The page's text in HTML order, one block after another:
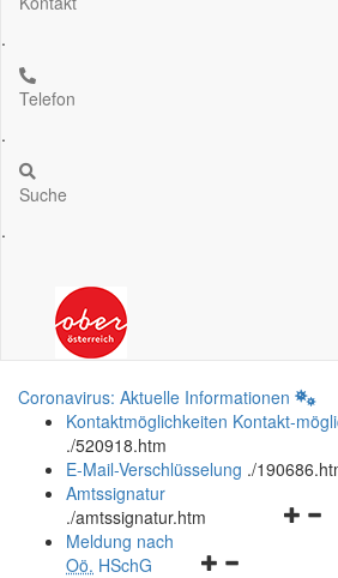
.
Telefon
.
Suche
.
Coronavirus: Aktuelle Informationen
Kontaktmöglichkeiten Kontakt-
./520918.htm
E-Mail-Verschlüsselung ./
Amtssignatur
./amtssignatur.htm
Navigationsmenü
Meldung nach
Oö. HSchG